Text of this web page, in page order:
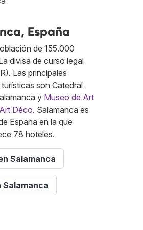
España
de 155.000
divisa de curso legal
Las principales
son Catedral
y Museo de Art
Déco. Salamanca es
España en la que
78 hoteles.
Salamanca
Salamanca